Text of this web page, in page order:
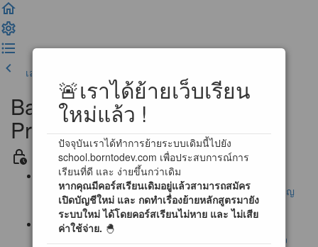
🚨เราได้ย้ายเว็บเรียน
ใหม่แล้ว !
ปัจจุบันเราได้ทำการย้ายระบบเดิมนี้ไปยัง
school.borntodev.com เพื่อประสบการณ์การ
เรียนที่ดี และ ง่ายขึ้นกว่าเดิม
หากคุณมีคอร์สเรียนเดิมอยู่แล้วสามารถสมัคร
เปิดบัญชีใหม่ และ กดทำเรื่องย้ายหลักสูตรมายัง
ระบบใหม่ ได้โดยคอร์สเรียนไม่หาย และ ไม่เสีย
ค่าใช้จ่าย. 🐣
เลคเชอร์ก่อนหน้า
Basic Problem Solving for
Programming
ข่าวสาร และ ข้อตกลงในการเรียน
ประกาศ : แก้ไขช่องทางการส่งอีเมลแบบฝึกหัด ! (สำคัญ
มาก !!)
ประกาศ : ผู้เรียนสามารถทำแบบฝึกหัดผ่านระบบตรวจ